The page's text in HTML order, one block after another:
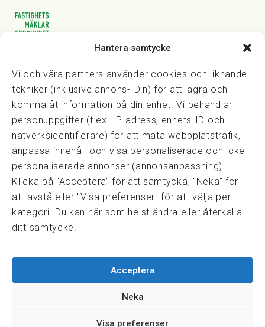
Hantera samtycke
Vi och våra partners använder cookies och liknande
tekniker (inklusive annons-ID:n) för att lagra och
komma åt information på din enhet. Vi behandlar
personuppgifter (t.ex. IP-adress, enhets-ID och
nätverksidentifierare) för att mäta webbplatstrafik,
anpassa innehåll och visa personaliserade och icke-
personaliserade annonser (annonsanpassning).
Klicka på "Acceptera" för att samtycka, "Neka" för
att avstå eller "Visa preferenser" för att välja per
kategori. Du kan när som helst ändra eller återkalla
ditt samtycke.
Acceptera
Neka
Visa preferenser
Vasagatan 28, 111 20 Stockholm
kansli@fmf.se
Snabblänkar
Prisexempel
Medarbetare
Policies & integritet
Information om Cookie-hantering och Google Analytics
Integritetspolicy
Dataskyddsförordningen
Samarbeten
FRN, Fastighetsmarknadens reklamationsnämnd